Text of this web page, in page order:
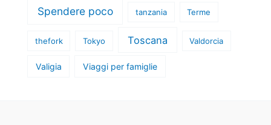
Spendere poco tanzania Terme
thefork Tokyo Toscana Valdorcia
Valigia Viaggi per famiglie